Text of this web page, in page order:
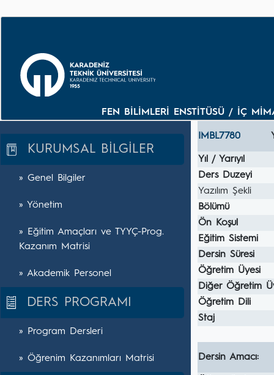
FEN BİLİMLERİ ENSTİTÜSÜ / İÇ
KURUMSAL BİLGİLER
» Genel Bilgiler
» Yönetim
» Eğitim Amaçları ve TYYÇ-Prog.
Kazanım Matrisi
» Akademik Personel
DERS PROGRAMI
» Program Dersleri
» Öğrenim Kazanımları Matrisi
IMBL7780
Yıl / Yarıyıl
Ders Duzeyi
Yazılım Şekli
Bölümü
Ön Koşul
Eğitim Sistemi
Dersin Süresi
Öğretim Üyesi
Diğer Öğretim
Öğretim Dili
Staj
Dersin Amacı: